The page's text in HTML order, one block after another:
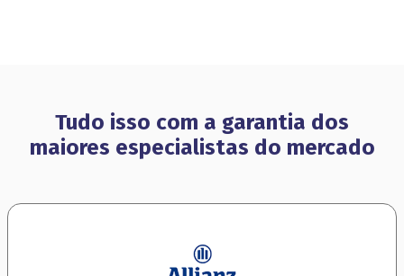
Tudo isso com a garantia dos
maiores especialistas do mercado